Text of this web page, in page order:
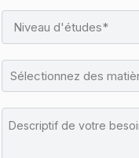
Sélectionnez des